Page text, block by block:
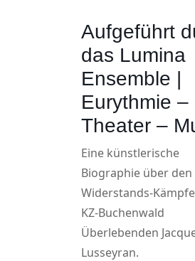
Aufgeführt
das Lumina
Ensemble |
Eurythmie –
Theater –
Eine künstlerische
Biographie über
Widerstands-
KZ-Buchenwald
Überlebenden
Lusseyran.